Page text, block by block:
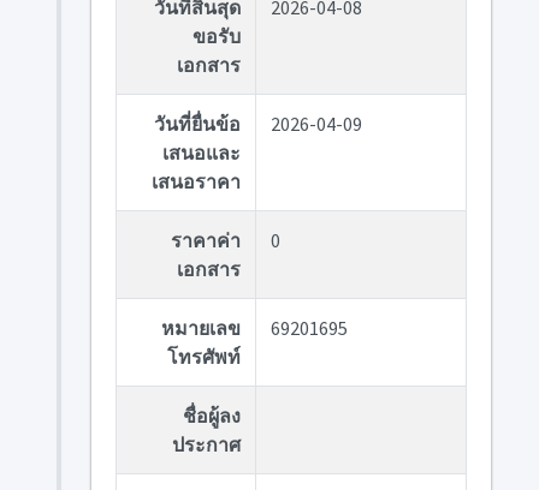
วันที่สิ้นสุด
ขอรับ
เอกสาร
2026-04-08
วันที่ยื่นข้อ
เสนอและ
เสนอราคา
2026-04-09
ราคาค่า
เอกสาร
0
หมายเลข
โทรศัพท์
69201695
ชื่อผู้ลง
ประกาศ